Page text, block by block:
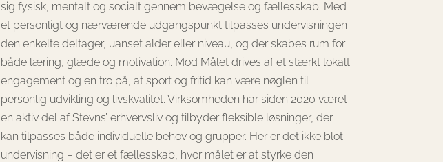
sig fysisk, mentalt og socialt gennem bevægelse og fællesskab. Med
et personligt og nærværende udgangspunkt tilpasses undervisningen
den enkelte deltager, uanset alder eller niveau, og der skabes rum for
både læring, glæde og motivation. Mod Målet drives af et stærkt lokalt
engagement og en tro på, at sport og fritid kan være nøglen til
personlig udvikling og livskvalitet. Virksomheden har siden 2020 været
en aktiv del af Stevns’ erhvervsliv og tilbyder fleksible løsninger, der
kan tilpasses både individuelle behov og grupper. Her er det ikke blot
undervisning – det er et fællesskab, hvor målet er at styrke den